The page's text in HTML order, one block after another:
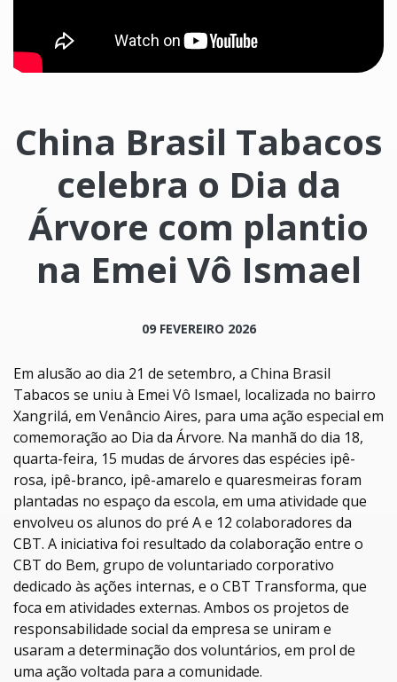
China Brasil Tabacos
celebra o Dia da
Árvore com plantio
na Emei Vô Ismael
09 FEVEREIRO 2026
Em alusão ao dia 21 de setembro, a China Brasil
Tabacos se uniu à Emei Vô Ismael, localizada no bairro
Xangrilá, em Venâncio Aires, para uma ação especial em
comemoração ao Dia da Árvore. Na manhã do dia 18,
quarta-feira, 15 mudas de árvores das espécies ipê-
rosa, ipê-branco, ipê-amarelo e quaresmeiras foram
plantadas no espaço da escola, em uma atividade que
envolveu os alunos do pré A e 12 colaboradores da
CBT. A iniciativa foi resultado da colaboração entre o
CBT do Bem, grupo de voluntariado corporativo
dedicado às ações internas, e o CBT Transforma, que
foca em atividades externas. Ambos os projetos de
responsabilidade social da empresa se uniram e
usaram a determinação dos voluntários, em prol de
uma ação voltada para a comunidade.